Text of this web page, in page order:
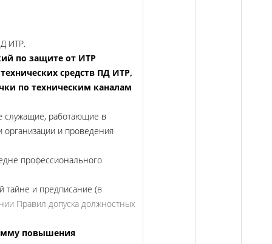
ИТР.
по защите от ИТР
средств ПД ИТР,
по техническим каналам
служащие, работающие в
организации и проведения
профессионального
тайне и предписание (в
Правил допуска должностных
повышения